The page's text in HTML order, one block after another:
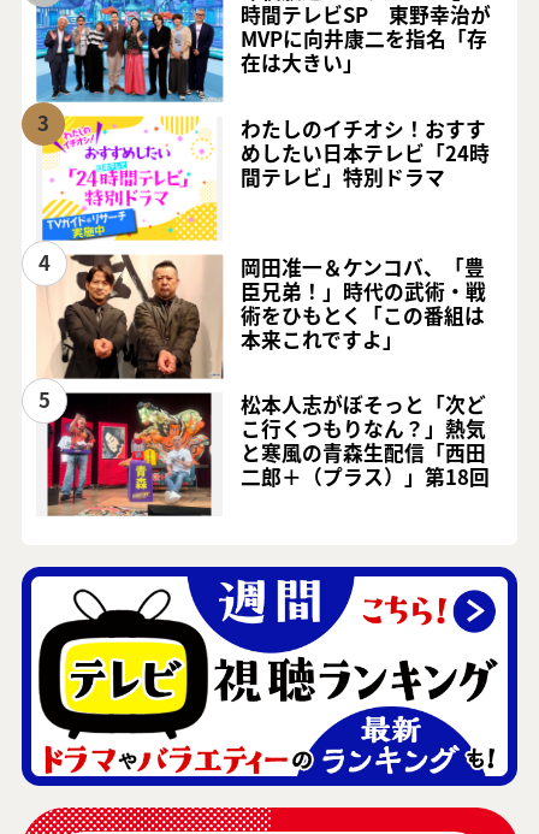
時間テレビSP 東野幸治が
MVPに向井康二を指名「存
在は大きい」
3
わたしのイチオシ！おすす
めしたい日本テレビ「24時
間テレビ」特別ドラマ
4
岡田准一＆ケンコバ、「豊
臣兄弟！」時代の武術・戦
術をひもとく「この番組は
本来これですよ」
5
松本人志がぼそっと「次ど
こ行くつもりなん？」熱気
と寒風の青森生配信「西田
二郎＋（プラス）」第18回